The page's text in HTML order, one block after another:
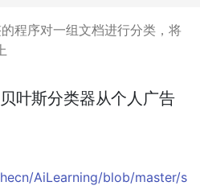
程序对一组文档进行分类，将
叶斯分类器从个人广告
AiLearning/blob/master/s